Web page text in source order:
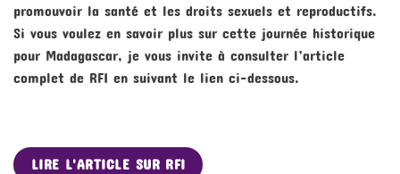
promouvoir la santé et les droits sexuels et reproductifs.
Si vous voulez en savoir plus sur cette journée historique
pour Madagascar, je vous invite à consulter l’article
complet de RFI en suivant le lien ci-dessous.
LIRE L'ARTICLE SUR RFI